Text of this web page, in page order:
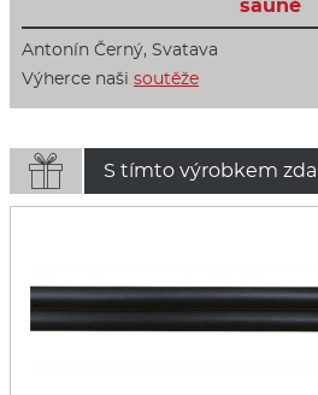
sauně
Antonín Černý, Svatava
Výherce naši soutěže
 S tímto výrobkem